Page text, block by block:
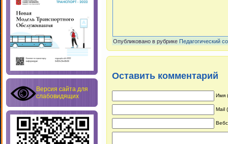
Версия сайта для
слабовидящих
Опубликовано в рубрике Педагогический
Оставить комментарий
Имя
Mail